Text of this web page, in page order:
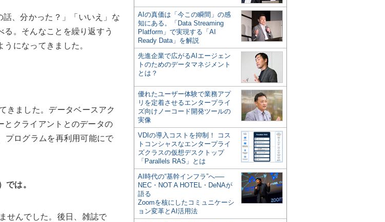
話、分かった？」「いいえ」な
。そんなことを繰り返すう
になってきました。
きました。データベースアク
とクライアントとのデータの
プログラムを再利用可能にで
では。
せんでした。後日、雑誌で
AIの真価は「今この瞬間」の感
知にある。「Data Streaming
Platform」で実現する「AI
Ready Data」を解説
先進企業で広がるAIエージェン
トのためのデータマネジメント
とは？
優れたユーザー体験で業務アプ
リを定着させるエンタープライ
ズ向けノーコード開発ツールの
実像
VDIの導入コストを抑制！ コス
トコンシャスなエンタープライ
ズクラスの仮想デスクトップ
「Parallels RAS」とは
AI時代の“基幹インフラ”へ──
NEC・NOT A HOTEL・DeNAが
語る
Zoomを核にしたコミュニケーシ
ョン変革とAI活用法